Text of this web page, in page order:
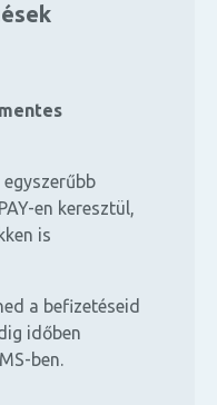
en keresztül,
is
a befizetéseid
időben
ben.